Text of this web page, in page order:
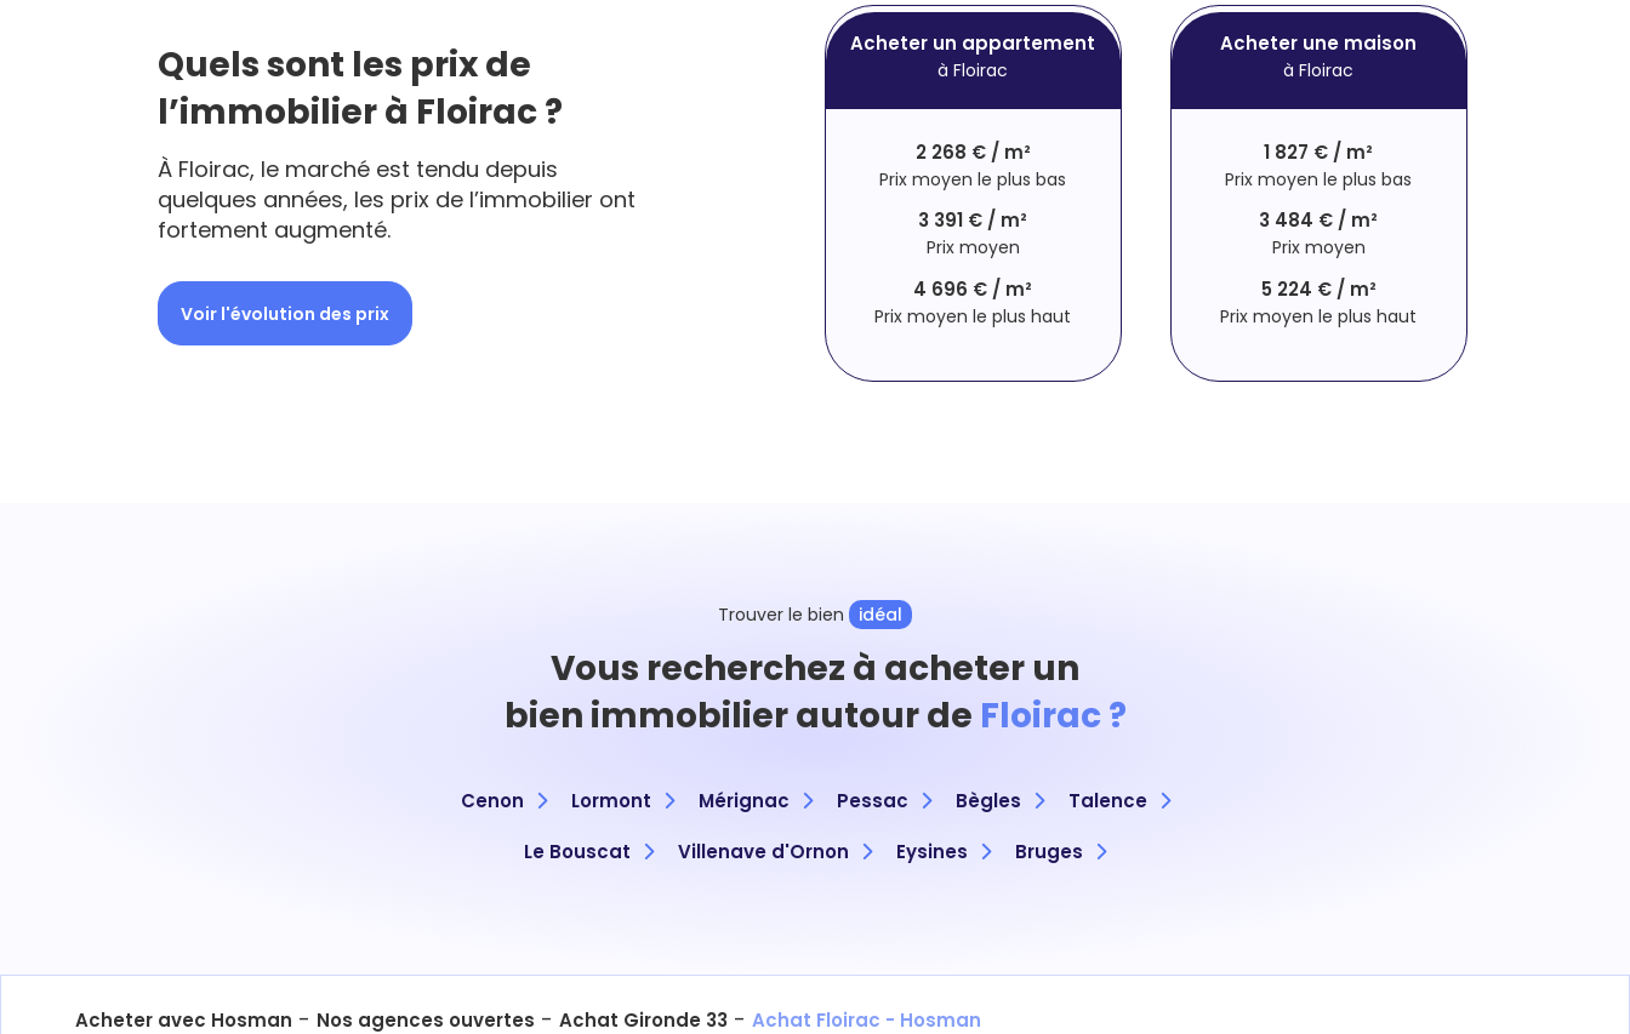
Quels sont les prix de
l’immobilier à Floirac ?
À Floirac, le marché est tendu depuis
quelques années, les prix de l’immobilier ont
fortement augmenté.
Voir l'évolution des prix
Acheter un appartement
à Floirac
2 268 € / m²
Prix moyen le plus bas
3 391 € / m²
Prix moyen
4 696 € / m²
Prix moyen le plus haut
Acheter une maison
à Floirac
1 827 € / m²
Prix moyen le plus bas
3 484 € / m²
Prix moyen
5 224 € / m²
Prix moyen le plus haut
Trouver le bien idéal
Vous recherchez à acheter un
bien immobilier autour de Floirac ?
Cenon Lormont Mérignac Pessac Bègles
Talence
Le Bouscat
Villenave d'Ornon Eysines Bruges
Acheter avec Hosman - Nos agences ouvertes - Achat Gironde 33 - Achat Floirac - Hosman